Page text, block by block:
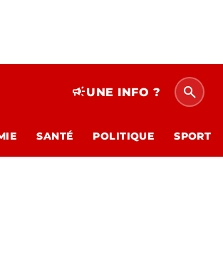
campaignUNE INFO ? search
SANTÉ POLITIQUE SPORT